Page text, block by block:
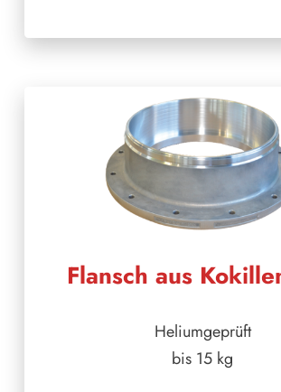
Flansch aus
Heliumgeprüft
bis 15 kg